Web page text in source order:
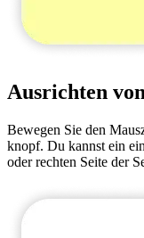
Ausrichten
Bewegen Sie den
knopf. Du kannst ein
oder rechten Seite der